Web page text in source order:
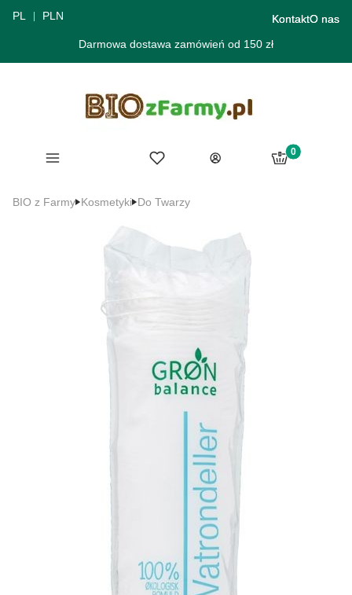
PL PLN KontaktO nas
Darmowa dostawa zamówień od 150 zł
Menu Ulubione
Zaloguj się
Produkty w
Koszyk
BIO z Farmy Kosmetyki Do Twarzy